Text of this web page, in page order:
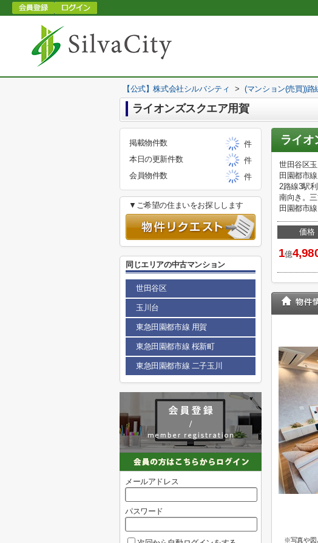
【公式】株式会社シルバシティ > (マンション(売買))路
ライオンズスクエア用賀
ライオ
世田谷区
田園都市
2路線3駅
南向き。
田園都市
価格
1億
※写真や図
掲載物件数
件
本日の更新件数
件
会員物件数
件
▼ご希望の住まいをお探しします
同じエリアの中古マンション
世田谷区
玉川台
東急田園都市線 用賀
東急田園都市線 桜新町
東急田園都市線 二子玉川
メールアドレス
パスワード